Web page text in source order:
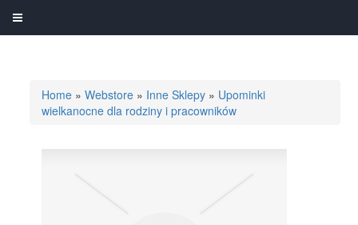
Home »Webstore » Inne Sklepy » Upominki
wielkanocne dla rodziny i pracowników